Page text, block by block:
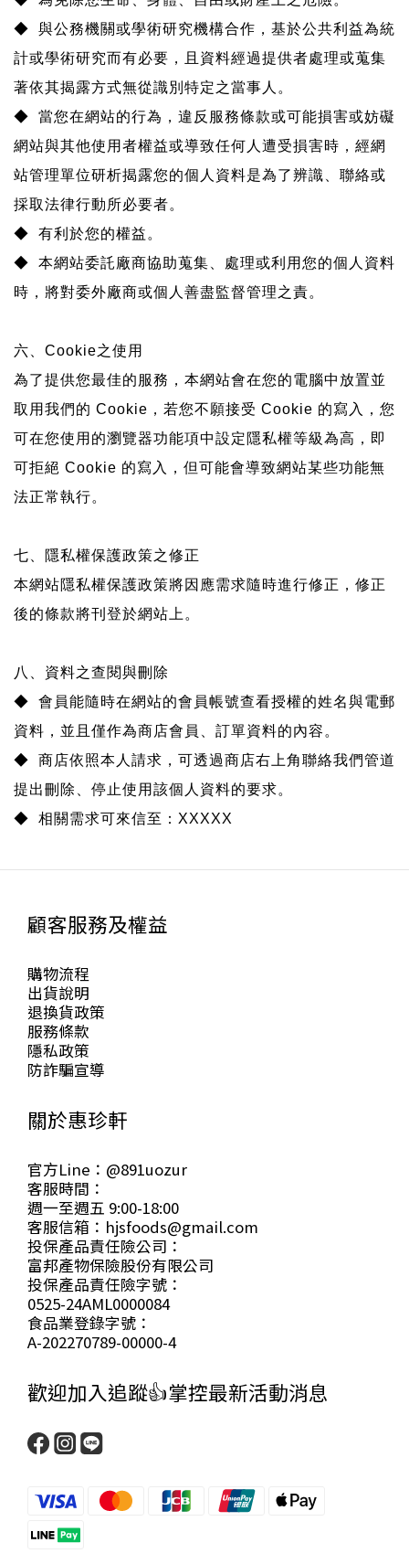
◆ 與公務機關或學術研究機構合作，基於公共利益為統
計或學術研究而有必要，且資料經過提供者處理或蒐集
著依其揭露方式無從識別特定之當事人。
◆ 當您在網站的行為，違反服務條款或可能損害或妨礙
網站與其他使用者權益或導致任何人遭受損害時，經網
站管理單位研析揭露您的個人資料是為了辨識、聯絡或
採取法律行動所必要者。
◆ 有利於您的權益。
◆ 本網站委託廠商協助蒐集、處理或利用您的個人資料
時，將對委外廠商或個人善盡監督管理之責。
六、Cookie之使用
為了提供您最佳的服務，本網站會在您的電腦中放置並
取用我們的 Cookie，若您不願接受 Cookie 的寫入，您
可在您使用的瀏覽器功能項中設定隱私權等級為高，即
可拒絕 Cookie 的寫入，但可能會導致網站某些功能無
法正常執行。
七、隱私權保護政策之修正
本網站隱私權保護政策將因應需求隨時進行修正，修正
後的條款將刊登於網站上。
八、資料之查閱與刪除
◆ 會員能隨時在網站的會員帳號查看授權的姓名與電郵
資料，並且僅作為商店會員、訂單資料的內容。
◆ 商店依照本人請求，可透過商店右上角聯絡我們管道
提出刪除、停止使用該個人資料的要求。
◆ 相關需求可來信至：XXXXX
顧客服務及權益
購物流程
出貨說明
退換貨政策
服務條款
隱私政策
防詐騙宣導
關於惠珍軒
官方Line：@891uozur
客服時間：
週一至週五 9:00-18:00
客服信箱：hjsfoods@gmail.com
投保產品責任險公司：
富邦產物保險股份有限公司
投保產品責任險字號：
0525-24AML0000084
食品業登錄字號：
A-202270789-00000-4
歡迎加入追蹤👍掌控最新活動消息